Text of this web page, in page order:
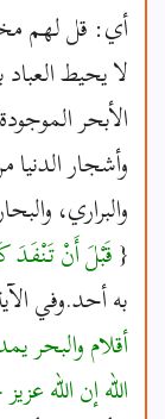
أي: قل لهم
لا يحيط
الأبحر
وأشجار
والبراري،
{قَبْلَ أَنْ
به أحد.وفي
أقلام
الله إن الله